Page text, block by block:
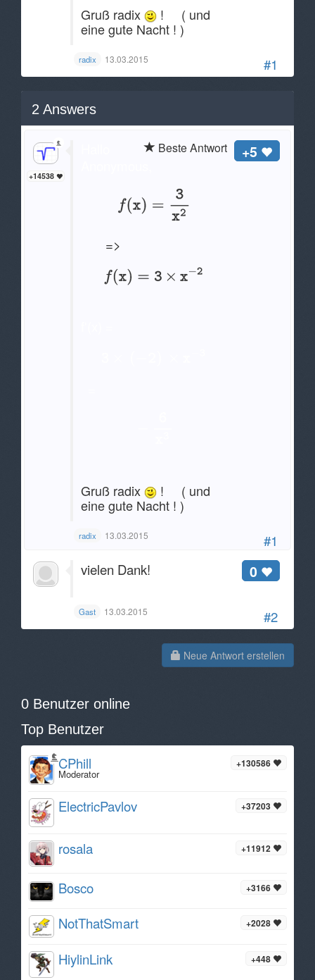
#1
Gruß radix
! ( und
eine gute Nacht ! )
radix 13.03.2015
2 Answers
#1
+14538
+5
Beste Antwort
=>
Gruß radix
! ( und
eine gute Nacht ! )
radix 13.03.2015
#2
0
vielen Dank!
Gast 13.03.2015
Neue Antwort erstellen
0 Benutzer online
Top Benutzer
+130586
CPhill
Moderator
+37203
ElectricPavlov
+11912
rosala
+3166
Bosco
+2028
NotThatSmart
+448
HiylinLink